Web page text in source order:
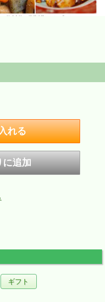
1800ｍｌはこちら
ギフト